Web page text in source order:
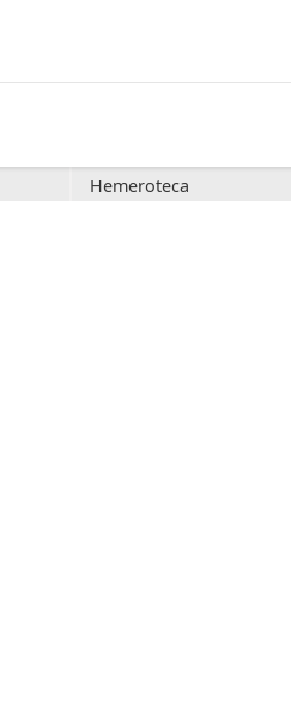
Hemeroteca